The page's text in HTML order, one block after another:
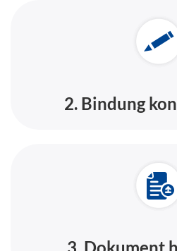
2. Bindung